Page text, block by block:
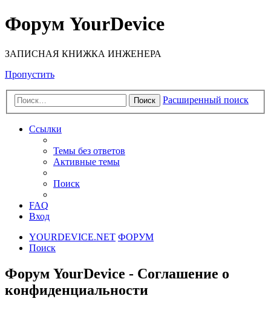
Форум YourDevice
ЗАПИСНАЯ КНИЖКА ИНЖЕНЕРА
Пропустить
Поиск Расширенный поиск
Ссылки
Темы без ответов
Активные темы
Поиск
FAQ
Вход
YOURDEVICE.NET ФОРУМ
Поиск
Форум YourDevice - Соглашение о
конфиденциальности